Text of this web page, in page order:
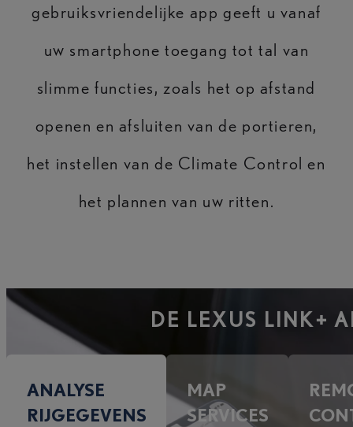
gebruiksvriendelijke app geeft u vanaf
uw smartphone toegang tot tal van
slimme functies, zoals het op afstand
openen en afsluiten van de portieren,
het instellen van de Climate Control en
het plannen van uw ritten.
DE LEXUS LINK+
ANALYSE
RIJGEGEVENS
MAP
SERVICES